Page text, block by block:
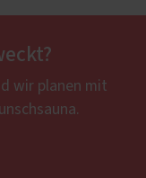
wir planen mit